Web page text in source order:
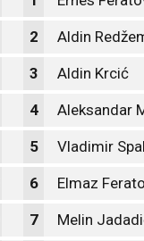
2 Aldin
3 Aldin Krcić
4 Aleksandar
5 Vladimir
6 Elmaz
7 Melin